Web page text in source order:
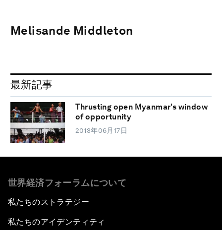
Melisande Middleton
最新記事
Thrusting open Myanmar’s window
of opportunity
2013年06月17日
世界経済フォーラムについて
私たちのストラテジー
私たちのアイデンティティ